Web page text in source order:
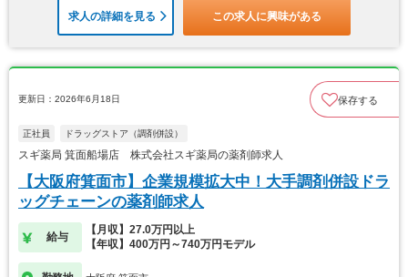
求人の詳細を見る この求人に興味がある
更新日：2026年6月18日 保存する
正社員 ドラッグストア（調剤併設）
スギ薬局 箕面船場店 株式会社スギ薬局の薬剤師求人
【大阪府箕面市】企業規模拡大中！大手調剤併設ドラ
ッグチェーンの薬剤師求人
給与
【月収】27.0万円以上
【年収】400万円～740万円モデル